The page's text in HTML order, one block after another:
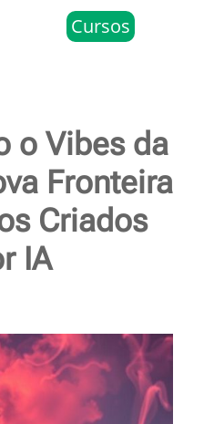
Cursos
o Vibes da
Fronteira
Criados
IA